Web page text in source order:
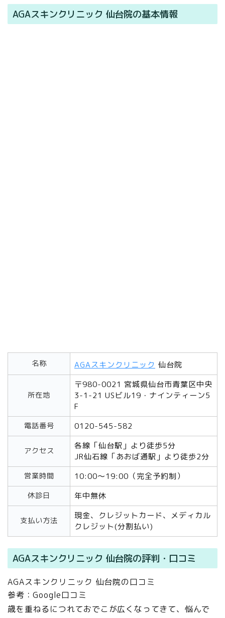
AGAスキンクリニック 仙台院の基本情報
名称 AGAスキンクリニック 仙台院
所在地
〒980-0021 宮城県仙台市青葉区中央
3-1-21 USビル19・ナインティーン5
F
電話番号 0120-545-582
アクセス
各線「仙台駅」より徒歩5分
JR仙石線「あおば通駅」より徒歩2分
営業時間 10:00～19:00（完全予約制）
休診日 年中無休
支払い方法
現金、クレジットカード、メディカル
クレジット(分割払い)
AGAスキンクリニック 仙台院の評判・口コミ
AGAスキンクリニック 仙台院の口コミ
参考：Google口コミ
歳を重ねるにつれておでこが広くなってきて、悩んで